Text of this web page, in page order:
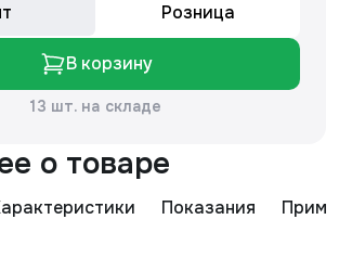
Розница
В корзину
13 шт. на складе
о товаре
Показания